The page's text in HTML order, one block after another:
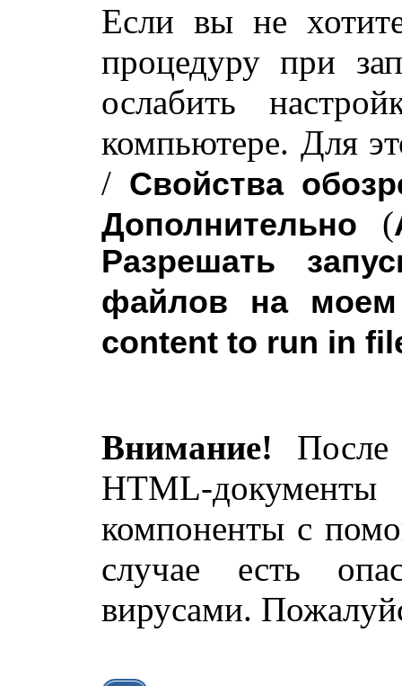
Если вы не
процедуру при
ослабить
компьютере. Для
/ Свойства
Дополнительно (
Разрешать
файлов на моем
content to run in
Внимание! После
HTML-документы
компоненты с
случае есть
вирусами.